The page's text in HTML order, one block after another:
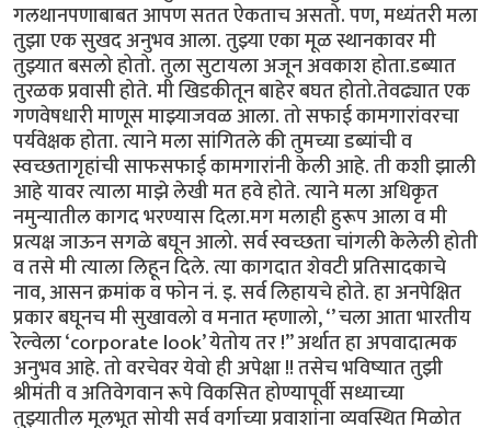
गलथानपणाबाबत आपण सतत ऐकताच असतो. पण, मध्यंतरी मला
तुझा एक सुखद अनुभव आला. तुझ्या एका मूळ स्थानकावर मी
तुझ्यात बसलो होतो. तुला सुटायला अजून अवकाश होता.डब्यात
तुरळक प्रवासी होते. मी खिडकीतून बाहेर बघत होतो.तेवढ्यात एक
गणवेषधारी माणूस माझ्याजवळ आला. तो सफाई कामगारांवरचा
पर्यवेक्षक होता. त्याने मला सांगितले की तुमच्या डब्यांची व
स्वच्छतागृहांची साफसफाई कामगारांनी केली आहे. ती कशी झाली
आहे यावर त्याला माझे लेखी मत हवे होते. त्याने मला अधिकृत
नमुन्यातील कागद भरण्यास दिला.मग मलाही हुरूप आला व मी
प्रत्यक्ष जाऊन सगळे बघून आलो. सर्व स्वच्छता चांगली केलेली होती
व तसे मी त्याला लिहून दिले. त्या कागदात शेवटी प्रतिसादकाचे
नाव, आसन क्रमांक व फोन नं. इ. सर्व लिहायचे होते. हा अनपेक्षित
प्रकार बघूनच मी सुखावलो व मनात म्हणालो, ‘’ चला आता भारतीय
रेल्वेला ‘corporate look’ येतोय तर !” अर्थात हा अपवादात्मक
अनुभव आहे. तो वरचेवर येवो ही अपेक्षा !! तसेच भविष्यात तुझी
श्रीमंती व अतिवेगवान रूपे विकसित होण्यापूर्वी सध्याच्या
तुझ्यातील मूलभूत सोयी सर्व वर्गाच्या प्रवाशांना व्यवस्थित मिळोत